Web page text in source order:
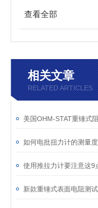
查看全部
相关文章
RELATED ARTICLES
如何电批扭力计的测量度
使用推拉力计要注意这9